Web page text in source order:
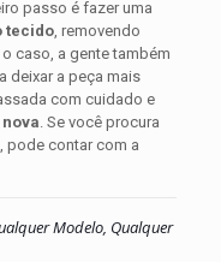
passo é fazer uma
tecido, removendo
caso, a gente também
deixar a peça mais
com cuidado e
. Se você procura
, pode contar com a
Modelo, Qualquer